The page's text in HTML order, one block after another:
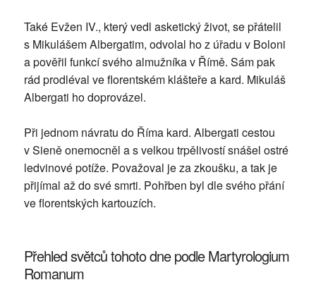
Také Evžen IV., který vedl asketický život, se přátelil
s Mikulášem Albergatim, odvolal ho z úřadu v Boloni
a pověřil funkcí svého almužníka v Římě. Sám pak
rád prodléval ve florentském klášteře a kard. Mikuláš
Albergati ho doprovázel.
Při jednom návratu do Říma kard. Albergati cestou
v Sieně onemocněl a s velkou trpělivostí snášel ostré
ledvinové potíže. Považoval je za zkoušku, a tak je
přijímal až do své smrti. Pohřben byl dle svého přání
ve florentských kartouzích.
Přehled světců tohoto dne podle Martyrologium
Romanum